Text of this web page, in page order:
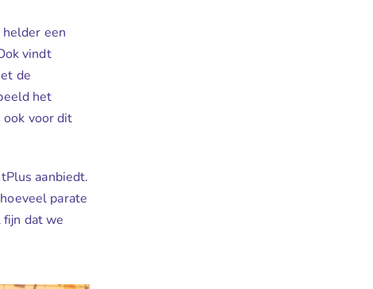
een
vindt
de
het
voor dit
aanbiedt.
parate
dat we